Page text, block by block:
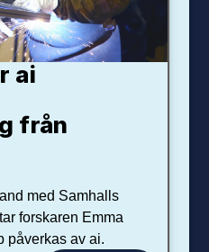
ai
från
med Samhalls
forskaren Emma
påverkas av ai.